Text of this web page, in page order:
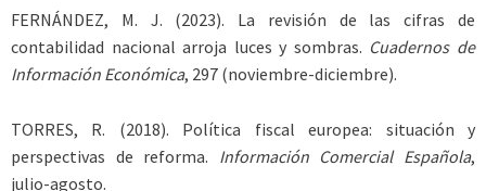
FERNÁNDEZ, M. J. (2023). La revisión de las cifras de
contabilidad nacional arroja luces y sombras. Cuadernos de
Información Económica, 297 (noviembre-diciembre).
TORRES, R. (2018). Política fiscal europea: situación y
perspectivas de reforma. Información Comercial Española,
julio-agosto.